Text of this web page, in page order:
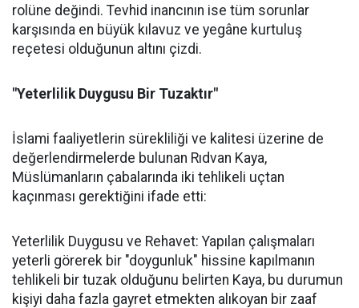
rolüne değindi. Tevhid inancının ise tüm sorunlar
karşısında en büyük kılavuz ve yegâne kurtuluş
reçetesi olduğunun altını çizdi.
"Yeterlilik Duygusu Bir Tuzaktır"
İslami faaliyetlerin sürekliliği ve kalitesi üzerine de
değerlendirmelerde bulunan Rıdvan Kaya,
Müslümanların çabalarında iki tehlikeli uçtan
kaçınması gerektiğini ifade etti:
Yeterlilik Duygusu ve Rehavet: Yapılan çalışmaları
yeterli görerek bir "doygunluk" hissine kapılmanın
tehlikeli bir tuzak olduğunu belirten Kaya, bu durumun
kişiyi daha fazla gayret etmekten alıkoyan bir zaaf